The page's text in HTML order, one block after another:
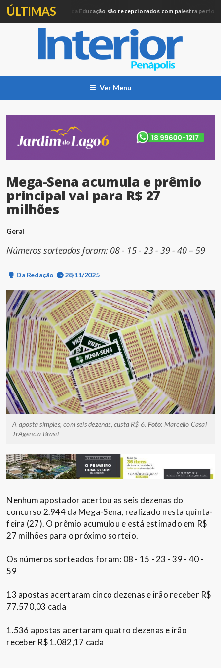
ÚLTIMAS
Profissionais da Educação são recepcionados com palestra
Ver Menu
Mega-Sena acumula e prêmio
principal vai para R$ 27
milhões
Geral
Números sorteados foram: 08 - 15 - 23 - 39 - 40 – 59
Da Redação 28/11/2025
A aposta simples, com seis dezenas, custa R$ 6. Foto: Marcello Casal
JrAgência Brasil
Nenhum apostador acertou as seis dezenas do
concurso 2.944 da Mega-Sena, realizado nesta quinta-
feira (27). O prêmio acumulou e está estimado em R$
27 milhões para o próximo sorteio.
Os números sorteados foram: 08 - 15 - 23 - 39 - 40 -
59
13 apostas acertaram cinco dezenas e irão receber R$
77.570,03 cada
1.536 apostas acertaram quatro dezenas e irão
receber R$ 1.082,17 cada